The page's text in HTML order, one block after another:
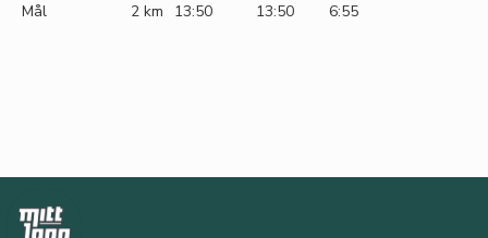
Mål
2 km 13:50 13:50 6:55